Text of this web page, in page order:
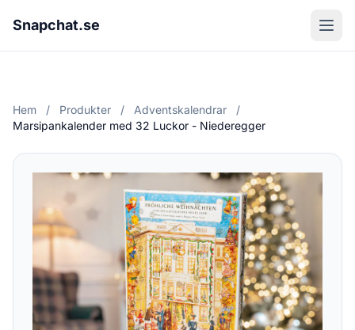
Snapchat.se
Hem / Produkter / Adventskalendrar
/
Marsipankalender med 32 Luckor - Niederegger